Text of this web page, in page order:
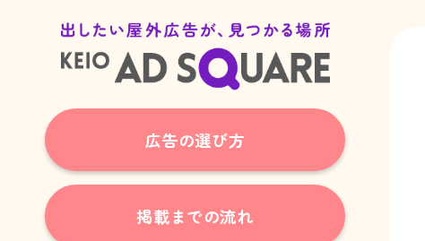
広告の選び方
掲載までの流れ